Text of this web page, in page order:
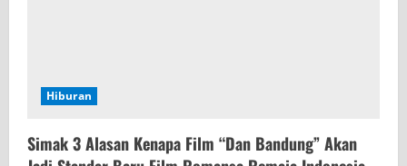
Hiburan
Simak 3 Alasan Kenapa Film “Dan Bandung” Akan